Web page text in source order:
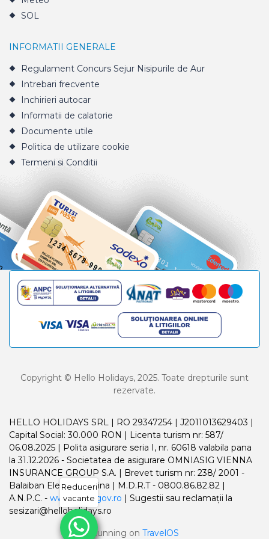
SOL
INFORMATII GENERALE
Regulament Concurs Sejur Nisipurile de Aur
Intrebari frecvente
Inchirieri autocar
Informatii de calatorie
Documente utile
Politica de utilizare cookie
Termeni si Conditii
Copyright © Hello Holidays, 2025. Toate drepturile sunt
rezervate.
HELLO HOLIDAYS SRL | RO 29347254 | J2011013629403 |
Capital Social: 30.000 RON | Licenta turism nr: 587/
06.08.2025 | Polita asigurare seria I, nr. 60618 valabila pana
la 31.12.2026 - Societatea de asigurare OMNIASIG VIENNA
INSURANCE GROUP S.A. | Brevet turism nr: 238/ 2001 -
Balaiban Elena Madalina | M.D.R.T - 0800.86.82.82 |
A.N.P.C. - www.anpc.gov.ro | Sugestii sau reclamații la
sesizari@helloholidays.ro
Running on TravelOS
Reduceri
vacante